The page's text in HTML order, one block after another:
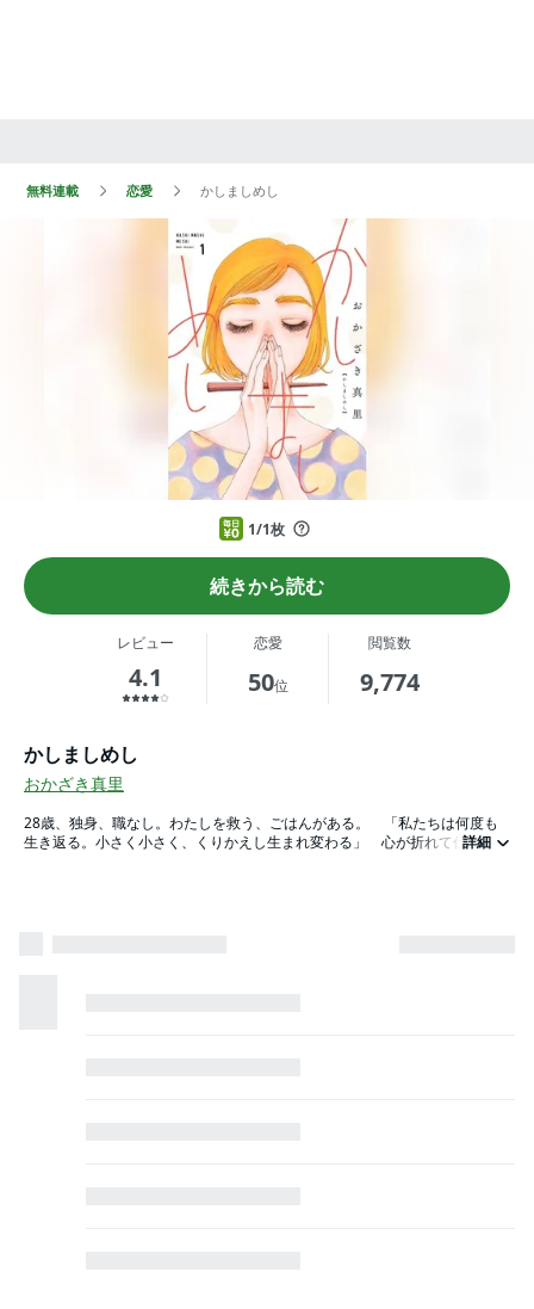
無料連載 恋愛 かしましめし
1/1枚
続きから読む
レビュー 恋愛 閲覧数
4.1 50位 9,774
かしましめし
おかざき真里
28歳、独身、職なし。わたしを救う、ごはんがある。 「私たちは何度も
生き返る。小さく小さく、くりかえし生まれ変わる」 心が折れて仕事を辞
詳細